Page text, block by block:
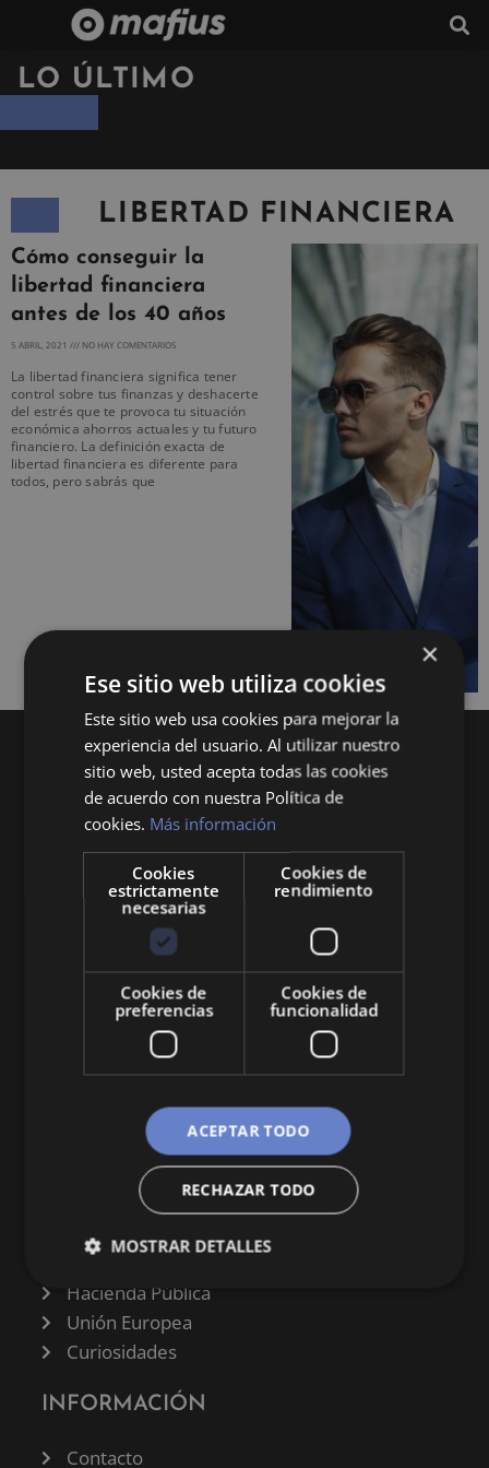
LO ÚLTIMO
LIBERTAD FINANCIERA
Cómo conseguir la
libertad financiera
antes de los 40 años
5 ABRIL, 2021 NO HAY COMENTARIOS
La libertad financiera significa tener
control sobre tus finanzas y deshacerte
del estrés que te provoca tu situación
económica ahorros actuales y tu futuro
financiero. La definición exacta de
libertad financiera es diferente para
todos, pero sabrás que
Queremos mantenerte al día en temas de
economía, finanzas, negocios, derecho, historia
y curiosidades sobre todo lo relacionado con la
economía y empresa.
CATEGORÍAS
Negocios
Derecho
Historia
Hacienda Pública
Unión Europea
Curiosidades
INFORMACIÓN
Contacto
×
Ese sitio web utiliza cookies
Este sitio web usa cookies para mejorar la
experiencia del usuario. Al utilizar nuestro
sitio web, usted acepta todas las cookies
de acuerdo con nuestra Política de
cookies. Más información
Cookies
estrictamente
necesarias
Cookies de
rendimiento
Cookies de
preferencias
Cookies de
funcionalidad
ACEPTAR TODO
RECHAZAR TODO
MOSTRAR DETALLES